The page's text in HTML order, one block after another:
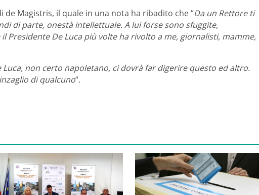
Magistris, il quale in una nota ha ribadito che “Da un Rettore ti
di parte, onestà intellettuale. A lui forse sono sfuggite,
Presidente De Luca più volte ha rivolto a me, giornalisti, mamme,
non certo napoletano, ci dovrà far digerire questo ed altro.
di qualcuno“.